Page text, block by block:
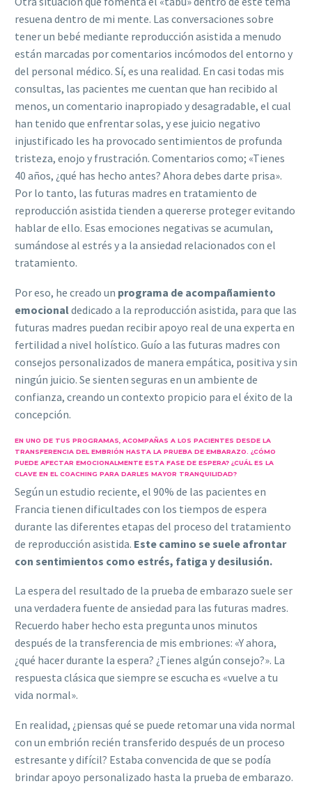
resuena dentro de mi mente. Las conversaciones sobre
tener un bebé mediante reproducción asistida a menudo
están marcadas por comentarios incómodos del entorno y
del personal médico. Sí, es una realidad. En casi todas mis
consultas, las pacientes me cuentan que han recibido al
menos, un comentario inapropiado y desagradable, el cual
han tenido que enfrentar solas, y ese juicio negativo
injustificado les ha provocado sentimientos de profunda
tristeza, enojo y frustración. Comentarios como; «Tienes
40 años, ¿qué has hecho antes? Ahora debes darte prisa».
Por lo tanto, las futuras madres en tratamiento de
reproducción asistida tienden a quererse proteger evitando
hablar de ello. Esas emociones negativas se acumulan,
sumándose al estrés y a la ansiedad relacionados con el
tratamiento.
Por eso, he creado un programa de acompañamiento
emocionaldedicado a la reproducción asistida, para que las
futuras madres puedan recibir apoyo real de una experta en
fertilidad a nivel holístico. Guío a las futuras madres con
consejos personalizados de manera empática, positiva y sin
ningún juicio. Se sienten seguras en un ambiente de
confianza, creando un contexto propicio para el éxito de la
concepción.
EN UNO DE TUS PROGRAMAS, ACOMPAÑAS A LOS PACIENTES DESDE LA
TRANSFERENCIA DEL EMBRIÓN HASTA LA PRUEBA DE EMBARAZO. ¿CÓMO
PUEDE AFECTAR EMOCIONALMENTE ESTA FASE DE ESPERA? ¿CUÁL ES LA
CLAVE EN EL COACHING PARA DARLES MAYOR TRANQUILIDAD?
Según un estudio reciente, el 90% de las pacientes en
Francia tienen dificultades con los tiempos de espera
durante las diferentes etapas del proceso del tratamiento
de reproducción asistida. Este camino se suele afrontar
con sentimientos como estrés, fatiga y desilusión.
La espera del resultado de la prueba de embarazo suele ser
una verdadera fuente de ansiedad para las futuras madres.
Recuerdo haber hecho esta pregunta unos minutos
después de la transferencia de mis embriones: «Y ahora,
¿qué hacer durante la espera? ¿Tienes algún consejo?». La
respuesta clásica que siempre se escucha es «vuelve a tu
vida normal».
En realidad, ¿piensas qué se puede retomar una vida normal
con un embrión recién transferido después de un proceso
estresante y difícil? Estaba convencida de que se podía
brindar apoyo personalizado hasta la prueba de embarazo.